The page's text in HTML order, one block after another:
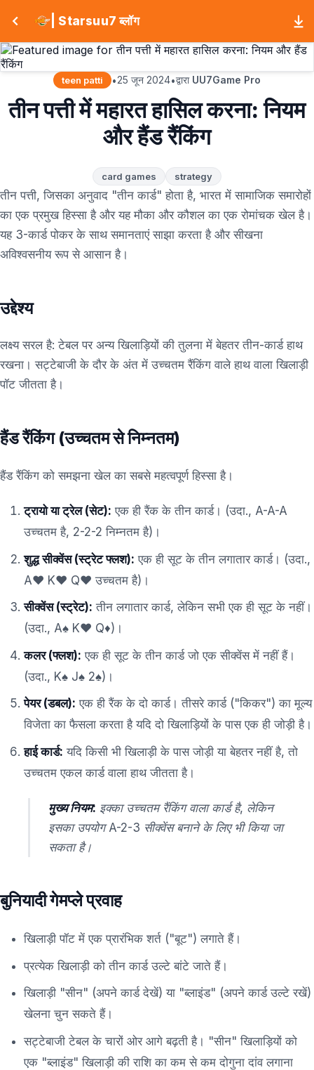
| Starsuu7 ब्लॉग
teen patti •25 जून 2024•द्वारा UU7Game Pro
तीन पत्ती में महारत हासिल करना: नियम
और हैंड रैंकिंग
card games strategy
तीन पत्ती, जिसका अनुवाद "तीन कार्ड" होता है, भारत में सामाजिक समारोहों
का एक प्रमुख हिस्सा है और यह मौका और कौशल का एक रोमांचक खेल है।
यह 3-कार्ड पोकर के साथ समानताएं साझा करता है और सीखना
अविश्वसनीय रूप से आसान है।
उद्देश्य
लक्ष्य सरल है: टेबल पर अन्य खिलाड़ियों की तुलना में बेहतर तीन-कार्ड हाथ
रखना। सट्टेबाजी के दौर के अंत में उच्चतम रैंकिंग वाले हाथ वाला खिलाड़ी
पॉट जीतता है।
हैंड रैंकिंग (उच्चतम से निम्नतम)
हैंड रैंकिंग को समझना खेल का सबसे महत्वपूर्ण हिस्सा है।
ट्रायो या ट्रेल (सेट): एक ही रैंक के तीन कार्ड। (उदा., A-A-A
उच्चतम है, 2-2-2 निम्नतम है)।
शुद्ध सीक्वेंस (स्ट्रेट फ्लश): एक ही सूट के तीन लगातार कार्ड। (उदा.,
A♥ K♥ Q♥ उच्चतम है)।
सीक्वेंस (स्ट्रेट): तीन लगातार कार्ड, लेकिन सभी एक ही सूट के नहीं।
(उदा., A♠ K♥ Q♦)।
कलर (फ्लश): एक ही सूट के तीन कार्ड जो एक सीक्वेंस में नहीं हैं।
(उदा., K♠ J♠ 2♠)।
पेयर (डबल): एक ही रैंक के दो कार्ड। तीसरे कार्ड ("किकर") का मूल्य
विजेता का फैसला करता है यदि दो खिलाड़ियों के पास एक ही जोड़ी है।
हाई कार्ड: यदि किसी भी खिलाड़ी के पास जोड़ी या बेहतर नहीं है, तो
उच्चतम एकल कार्ड वाला हाथ जीतता है।
मुख्य नियम: इक्का उच्चतम रैंकिंग वाला कार्ड है, लेकिन
इसका उपयोग A-2-3 सीक्वेंस बनाने के लिए भी किया जा
सकता है।
बुनियादी गेमप्ले प्रवाह
खिलाड़ी पॉट में एक प्रारंभिक शर्त ("बूट") लगाते हैं।
प्रत्येक खिलाड़ी को तीन कार्ड उल्टे बांटे जाते हैं।
खिलाड़ी "सीन" (अपने कार्ड देखें) या "ब्लाइंड" (अपने कार्ड उल्टे रखें)
खेलना चुन सकते हैं।
सट्टेबाजी टेबल के चारों ओर आगे बढ़ती है। "सीन" खिलाड़ियों को
एक "ब्लाइंड" खिलाड़ी की राशि का कम से कम दोगुना दांव लगाना